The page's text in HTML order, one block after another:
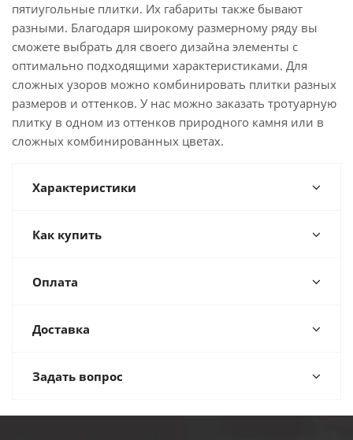
пятиугольные плитки. Их габариты также бывают
разными. Благодаря широкому размерному ряду вы
сможете выбрать для своего дизайна элементы с
оптимально подходящими характеристиками. Для
сложных узоров можно комбинировать плитки разных
размеров и оттенков. У нас можно заказать тротуарную
плитку в одном из оттенков природного камня или в
сложных комбинированных цветах.
Характеристики
Как купить
Оплата
Доставка
Задать вопрос